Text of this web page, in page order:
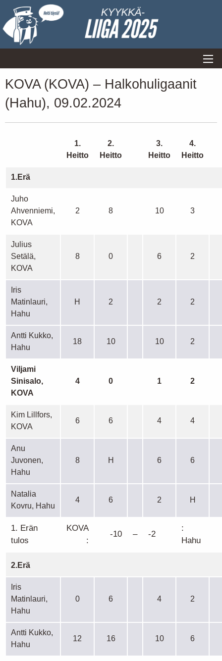
KOVA (KOVA) – Halkohuligaanit
(Hahu), 09.02.2024
1.
Heitto
2.
Heitto
3.
Heitto
4.
Heitto
1.Erä
Juho
Ahvenniemi,
KOVA
2 8 10 3
Julius
Setälä,
KOVA
8 0 6 2
Iris
Matinlauri,
Hahu
H 2 2 2
Antti Kukko,
Hahu
18 10 10 2
Viljami
Sinisalo,
KOVA
4 0 1 2
Kim Lillfors,
KOVA
6 6 4 4
Anu
Juvonen,
Hahu
8 H 6 6
Natalia
Kovru, Hahu
4 6 2 H
1. Erän
tulos
KOVA
:
-10 – -2
:
Hahu
2.Erä
Iris
Matinlauri,
Hahu
0 6 4 2
Antti Kukko,
Hahu
12 16 10 6